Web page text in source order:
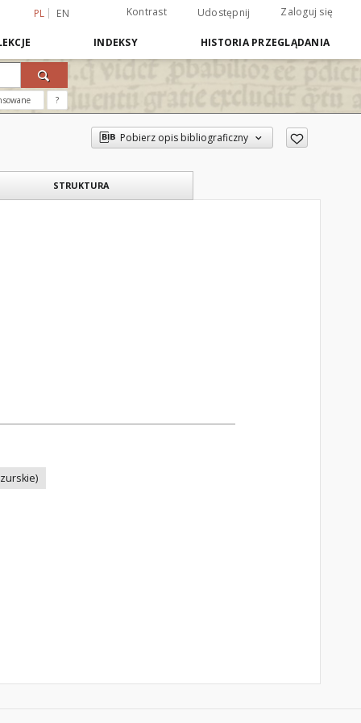
PL EN Kontrast Udostępnij Zaloguj się
INDEKSY HISTORIA PRZEGLĄDANIA
?
Pobierz opis bibliograficzny
STRUKTURA